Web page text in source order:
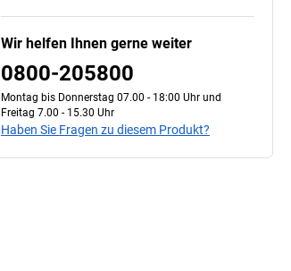
Wir helfen Ihnen gerne weiter
0800-205800
Montag bis Donnerstag 07.00 - 18:00 Uhr und
Freitag 7.00 - 15.30 Uhr
Haben Sie Fragen zu diesem Produkt?